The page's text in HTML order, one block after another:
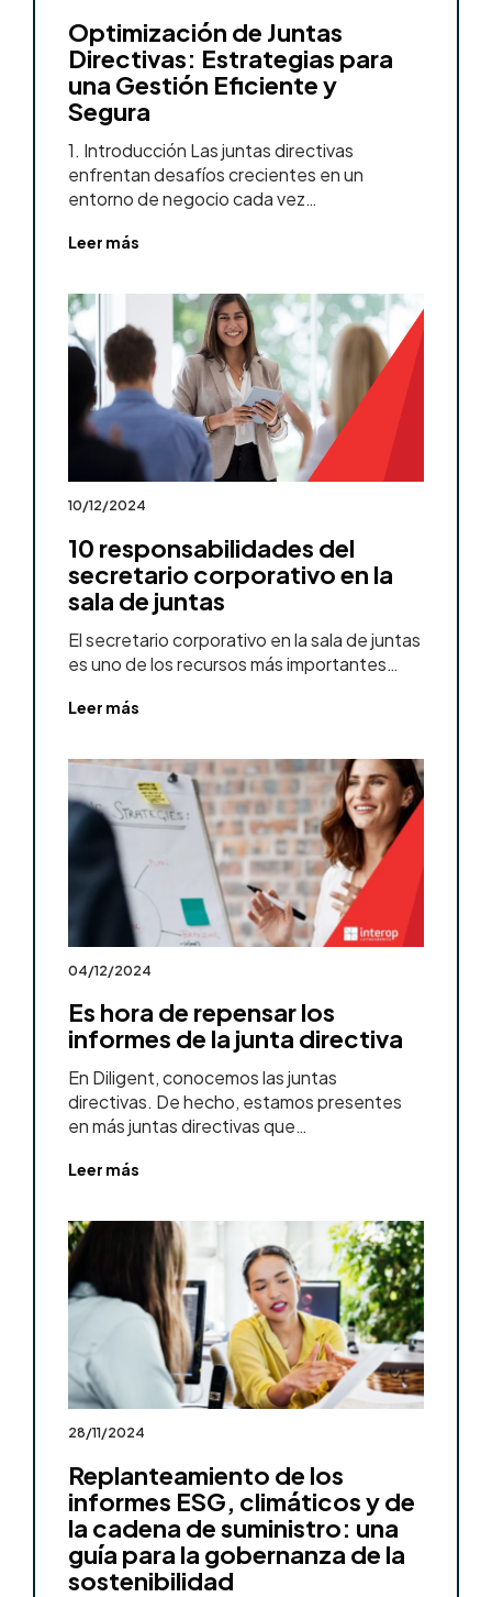
Optimización de Juntas
Directivas: Estrategias para
una Gestión Eficiente y
Segura
1. Introducción Las juntas directivas
enfrentan desafíos crecientes en un
entorno de negocio cada vez…
Leer más
10/12/2024
10 responsabilidades del
secretario corporativo en la
sala de juntas
El secretario corporativo en la sala de juntas
es uno de los recursos más importantes…
Leer más
04/12/2024
Es hora de repensar los
informes de la junta directiva
En Diligent, conocemos las juntas
directivas. De hecho, estamos presentes
en más juntas directivas que…
Leer más
28/11/2024
Replanteamiento de los
informes ESG, climáticos y de
la cadena de suministro: una
guía para la gobernanza de la
sostenibilidad